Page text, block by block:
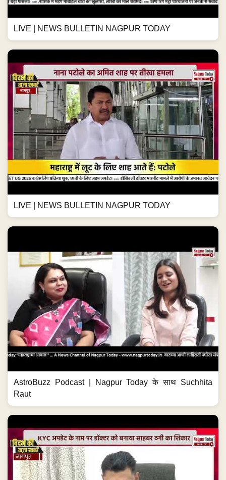
LIVE | NEWS BULLETIN NAGPUR TODAY
LIVE | NEWS BULLETIN NAGPUR TODAY
AstroBuzz Podcast | Nagpur Today के साथ Suchhita
Raut